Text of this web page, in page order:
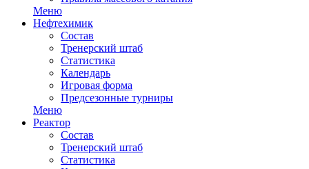
Меню
Нефтехимик
Состав
Тренерский штаб
Статистика
Календарь
Игровая форма
Предсезонные турниры
Меню
Реактор
Состав
Тренерский штаб
Статистика